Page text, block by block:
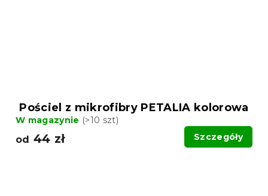
Pościel z mikrofibry PETALIA kolorowa
W magazynie (>10 szt)
od 44 zł Szczegóły